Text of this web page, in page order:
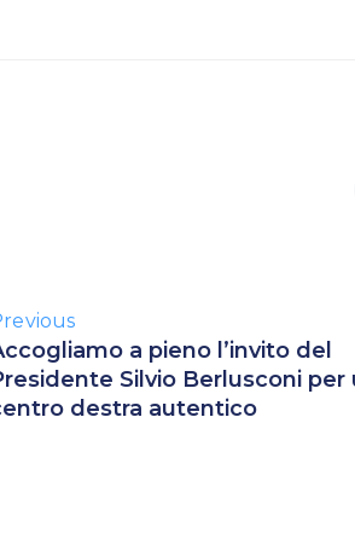
a pieno l’invito del
Silvio Berlusconi per
destra autentico